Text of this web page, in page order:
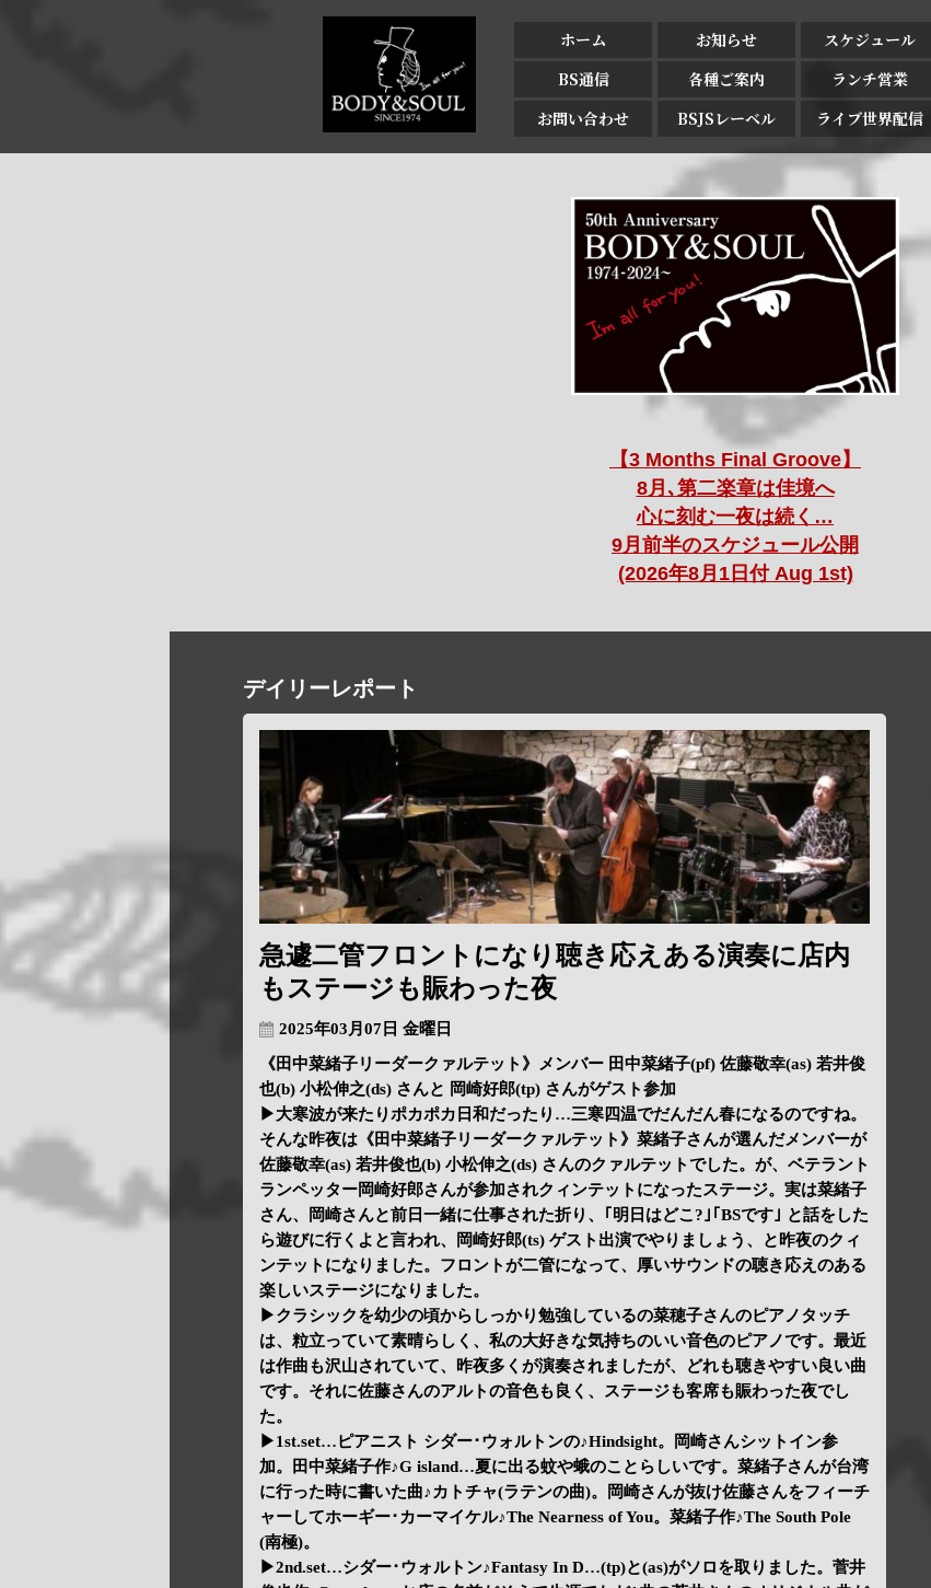
ホーム お知らせ スケジュール
BS通信
各種ご案内 ランチ営業
お問い合わせ
BSJSレーベル ライブ世界配信
【3 Months Final Groove】
8月､第二楽章は佳境へ
心に刻む一夜は続く…
9月前半のスケジュール公開
(2026年8月1日付 Aug 1st)
デイリーレポート
急遽二管フロントになり聴き応えある演奏に店内
もステージも賑わった夜
2025年03月07日 金曜日
《田中菜緒子リーダークァルテット》メンバー 田中菜緒子(pf) 佐藤敬幸(as) 若井俊
也(b) 小松伸之(ds) さんと 岡崎好郎(tp) さんがゲスト参加
▶大寒波が来たりポカポカ日和だったり…三寒四温でだんだん春になるのですね。
そんな昨夜は《田中菜緒子リーダークァルテット》菜緒子さんが選んだメンバーが
佐藤敬幸(as) 若井俊也(b) 小松伸之(ds) さんのクァルテットでした。が、ベテラント
ランペッター岡崎好郎さんが参加されクィンテットになったステージ。実は菜緒子
さん、岡崎さんと前日一緒に仕事された折り、｢明日はどこ?｣｢BSです｣ と話をした
ら遊びに行くよと言われ、岡崎好郎(ts) ゲスト出演でやりましょう、と昨夜のクィ
ンテットになりました。フロントが二管になって、厚いサウンドの聴き応えのある
楽しいステージになりました。
▶クラシックを幼少の頃からしっかり勉強しているの菜穂子さんのピアノタッチ
は、粒立っていて素晴らしく、私の大好きな気持ちのいい音色のピアノです。最近
は作曲も沢山されていて、昨夜多くが演奏されましたが、どれも聴きやすい良い曲
です。それに佐藤さんのアルトの音色も良く、ステージも客席も賑わった夜でし
た。
▶1st.set…ピアニスト シダー･ウォルトンの♪Hindsight。岡崎さんシットイン参
加。田中菜緒子作♪G island…夏に出る蚊や蛾のことらしいです。菜緒子さんが台湾
に行った時に書いた曲♪カトチャ(ラテンの曲)。岡崎さんが抜け佐藤さんをフィーチ
ャーしてホーギー･カーマイケル♪The Nearness of You。菜緒子作♪The South Pole
(南極)。
▶2nd.set…シダー･ウォルトン♪Fantasy In D…(tp)と(as)がソロを取りました。菅井